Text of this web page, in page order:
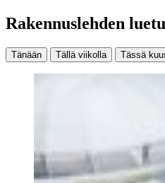
Rakennuslehden
Tänään Tällä viikolla Tässä